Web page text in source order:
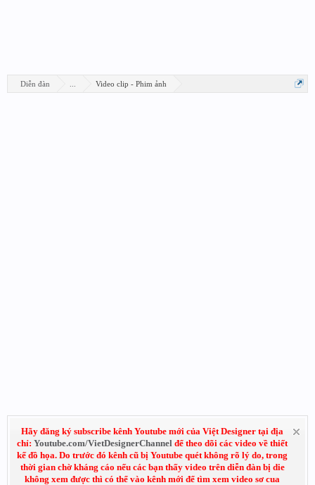
Diễn đàn Video clip - Phim ảnh
Hãy đăng ký subscribe kênh Youtube mới của Việt Designer tại địa
chỉ: Youtube.com/VietDesignerChannel để theo dõi các video về thiết
kế đồ họa. Do trước đó kênh cũ bị Youtube quét không rõ lý do, trong
thời gian chờ kháng cáo nếu các bạn thấy video trên diễn đàn bị die
không xem được thì có thể vào kênh mới để tìm xem video sơ cua